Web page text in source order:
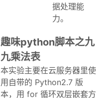
据处理能
力。
趣味python脚本之九
九乘法表
本实验主要在云服务器里使
用自带的 Python2.7 版
本，用 for 循环双层嵌套方